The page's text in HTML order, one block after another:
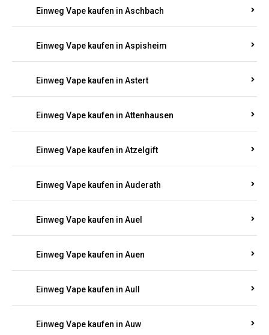
Einweg Vape kaufen in Aschbach
Einweg Vape kaufen in Aspisheim
Einweg Vape kaufen in Astert
Einweg Vape kaufen in Attenhausen
Einweg Vape kaufen in Atzelgift
Einweg Vape kaufen in Auderath
Einweg Vape kaufen in Auel
Einweg Vape kaufen in Auen
Einweg Vape kaufen in Aull
Einweg Vape kaufen in Auw